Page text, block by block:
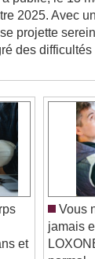
publié, le 13
2025. Avec
projette
des difficultés
et
Vous
jamais